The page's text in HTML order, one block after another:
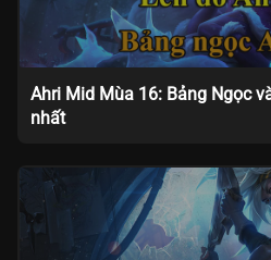
Ahri Mid Mùa 16: Bảng Ngọc
nhất